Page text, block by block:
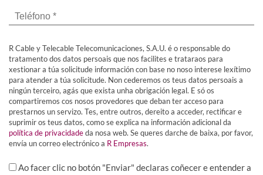
R Cable y Telecable Telecomunicaciones, S.A.U. é o responsable do
tratamento dos datos persoais que nos facilites e trataraos para
xestionar a túa solicitude información con base no noso interese lexítimo
para atender a túa solicitude. Non cederemos os teus datos persoais a
ningún terceiro, agás que exista unha obrigación legal. E só os
compartiremos cos nosos provedores que deban ter acceso para
prestarnos un servizo. Tes, entre outros, dereito a acceder, rectificar e
suprimir os teus datos, como se explica na información adicional da
política de privacidadeda nosa web. Se queres darche de baixa, por favor,
envía un correo electrónico a R Empresas.
Ao facer clic no botón "Enviar" declaras coñecer e entender a